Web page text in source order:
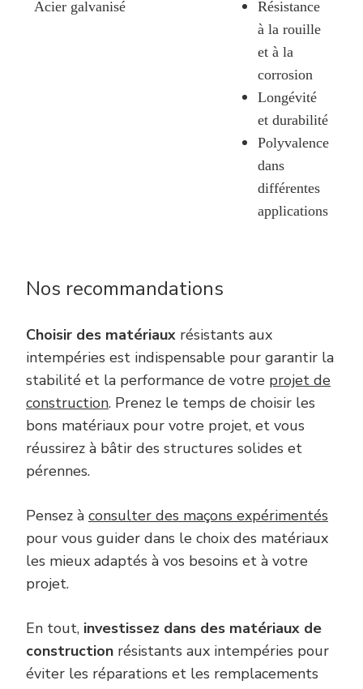
Acier galvanisé
Résistance
à la rouille
et à la
corrosion
Longévité
et durabilité
Polyvalence
dans
différentes
applications
Nos recommandations
Choisir des matériaux résistants aux
intempéries est indispensable pour garantir la
stabilité et la performance de votre projet de
construction. Prenez le temps de choisir les
bons matériaux pour votre projet, et vous
réussirez à bâtir des structures solides et
pérennes.
Pensez à consulter des maçons expérimentés
pour vous guider dans le choix des matériaux
les mieux adaptés à vos besoins et à votre
projet.
En tout, investissez dans des matériaux de
construction résistants aux intempéries pour
éviter les réparations et les remplacements